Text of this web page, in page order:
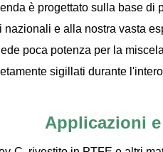
è progettato sulla base
e alla nostra vasta
poca potenza per la
sigillati durante
Applicazioni